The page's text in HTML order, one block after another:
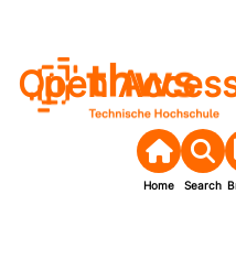
Open
Home Search